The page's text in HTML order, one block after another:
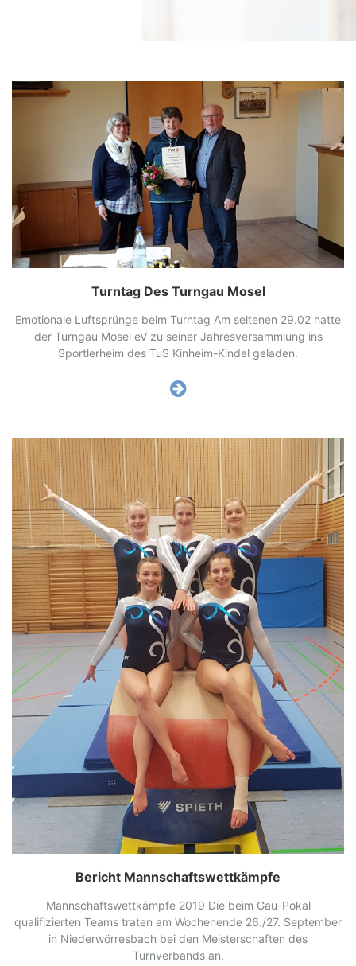
Turntag Des Turngau Mosel
Emotionale Luftsprünge beim Turntag Am seltenen 29.02 hatte
der Turngau Mosel eV zu seiner Jahresversammlung ins
Sportlerheim des TuS Kinheim-Kindel geladen.
Bericht Mannschaftswettkämpfe
Mannschaftswettkämpfe 2019 Die beim Gau-Pokal
qualifizierten Teams traten am Wochenende 26./27. September
in Niederwörresbach bei den Meisterschaften des
Turnverbands an.